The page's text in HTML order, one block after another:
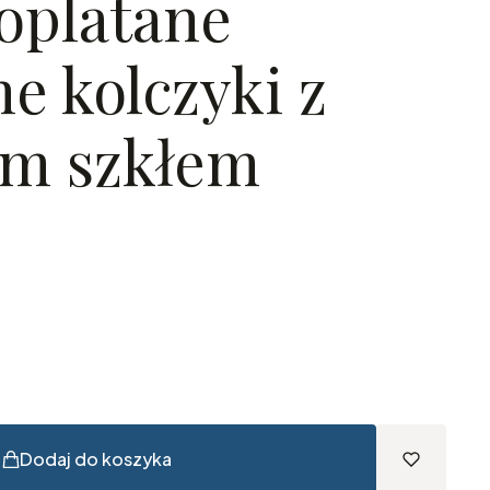
kolczyki z
szkłem
Dodaj do koszyka